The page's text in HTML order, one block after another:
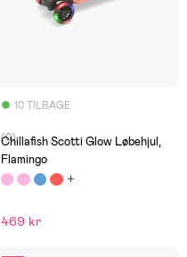
10 TILBAGE
(0)
Chillafish Scotti Glow Løbehjul,
Flamingo
469 kr